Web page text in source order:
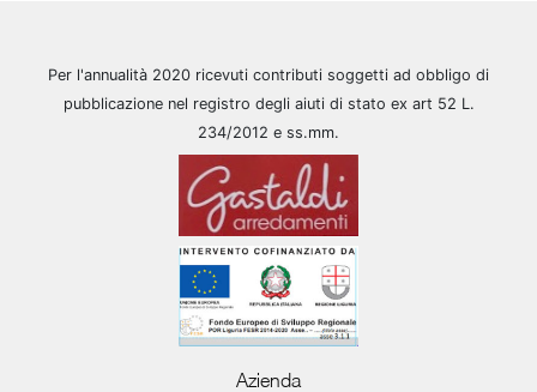
Per l'annualità 2020 ricevuti contributi soggetti ad obbligo di
pubblicazione nel registro degli aiuti di stato ex art 52 L.
234/2012 e ss.mm.
Azienda